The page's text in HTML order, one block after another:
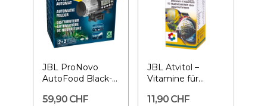
JBL ProNovo
AutoFood Black-
59,90 CHF
JBL Atvitol –
Vitamine für
11,90 CHF